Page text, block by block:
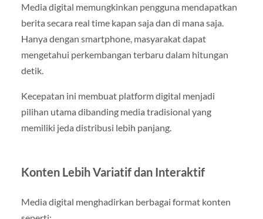
Media digital memungkinkan pengguna mendapatkan
berita secara real time kapan saja dan di mana saja.
Hanya dengan smartphone, masyarakat dapat
mengetahui perkembangan terbaru dalam hitungan
detik.
Kecepatan ini membuat platform digital menjadi
pilihan utama dibanding media tradisional yang
memiliki jeda distribusi lebih panjang.
Konten Lebih Variatif dan Interaktif
Media digital menghadirkan berbagai format konten